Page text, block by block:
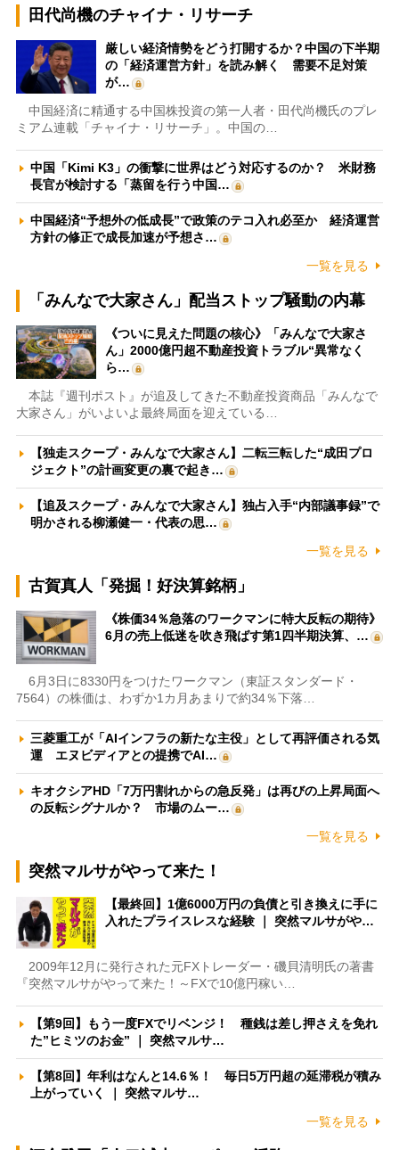
田代尚機のチャイナ・リサーチ
厳しい経済情勢をどう打開するか？中国の下半期
の「経済運営方針」を読み解く 需要不足対策
が…
中国経済に精通する中国株投資の第一人者・田代尚機氏のプレ
ミアム連載「チャイナ・リサーチ」。中国の…
中国「Kimi K3」の衝撃に世界はどう対応するのか？ 米財務
長官が検討する「蒸留を行う中国…
中国経済“予想外の低成長”で政策のテコ入れ必至か 経済運営
方針の修正で成長加速が予想さ…
一覧を見る
「みんなで大家さん」配当ストップ騒動の内幕
《ついに見えた問題の核心》「みんなで大家さ
ん」2000億円超不動産投資トラブル“異常なく
ら…
本誌『週刊ポスト』が追及してきた不動産投資商品「みんなで
大家さん」がいよいよ最終局面を迎えている…
【独走スクープ・みんなで大家さん】二転三転した“成田プロ
ジェクト”の計画変更の裏で起き…
【追及スクープ・みんなで大家さん】独占入手“内部議事録”で
明かされる柳瀬健一・代表の思…
一覧を見る
古賀真人「発掘！好決算銘柄」
《株価34％急落のワークマンに特大反転の期待》
6月の売上低迷を吹き飛ばす第1四半期決算、…
6月3日に8330円をつけたワークマン（東証スタンダード・
7564）の株価は、わずか1カ月あまりで約34％下落…
三菱重工が「AIインフラの新たな主役」として再評価される気
運 エヌビディアとの提携でAI…
キオクシアHD「7万円割れからの急反発」は再びの上昇局面へ
の反転シグナルか？ 市場のムー…
一覧を見る
突然マルサがやって来た！
【最終回】1億6000万円の負債と引き換えに手に
入れたプライスレスな経験 ｜ 突然マルサがや…
2009年12月に発行された元FXトレーダー・磯貝清明氏の著書
『突然マルサがやって来た！～FXで10億円稼い…
【第9回】もう一度FXでリベンジ！ 種銭は差し押さえを免れ
た”ヒミツのお金” ｜ 突然マルサ…
【第8回】年利はなんと14.6％！ 毎日5万円超の延滞税が積み
上がっていく ｜ 突然マルサ…
一覧を見る